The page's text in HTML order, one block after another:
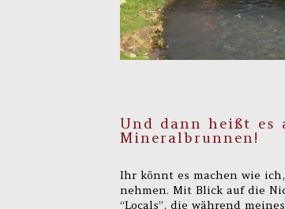
Und dann heißt es
Mineralbrunnen!
Ihr könnt es machen wie
nehmen. Mit Blick auf die
“Locals”, die während